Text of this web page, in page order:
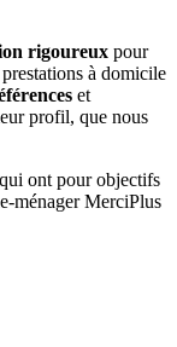
rigoureux pour
à domicile
et
profil, que nous
ont pour objectifs
ménager MerciPlus